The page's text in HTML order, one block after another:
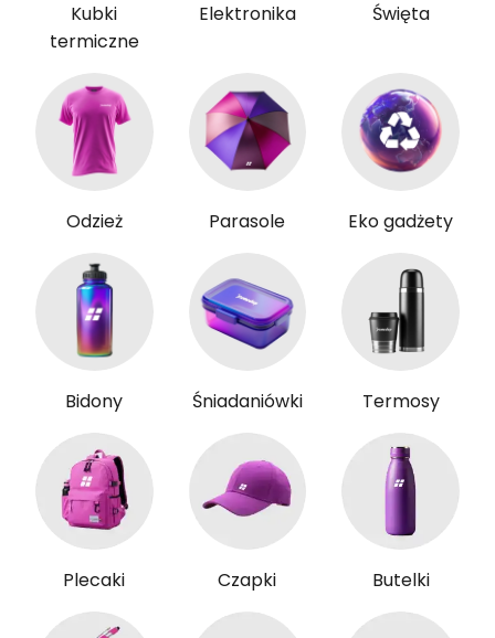
Kubki
termiczne
Elektronika Święta
Odzież Parasole Eko gadżety
Bidony Śniadaniówki Termosy
Plecaki Czapki Butelki